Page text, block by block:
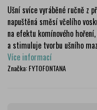
Ušní svíce vyráběné ručně z
napuštěná směsí včelího
na efektu komínového
a stimuluje tvorbu ušního
Více informací
Značka:FYTOFONTANA